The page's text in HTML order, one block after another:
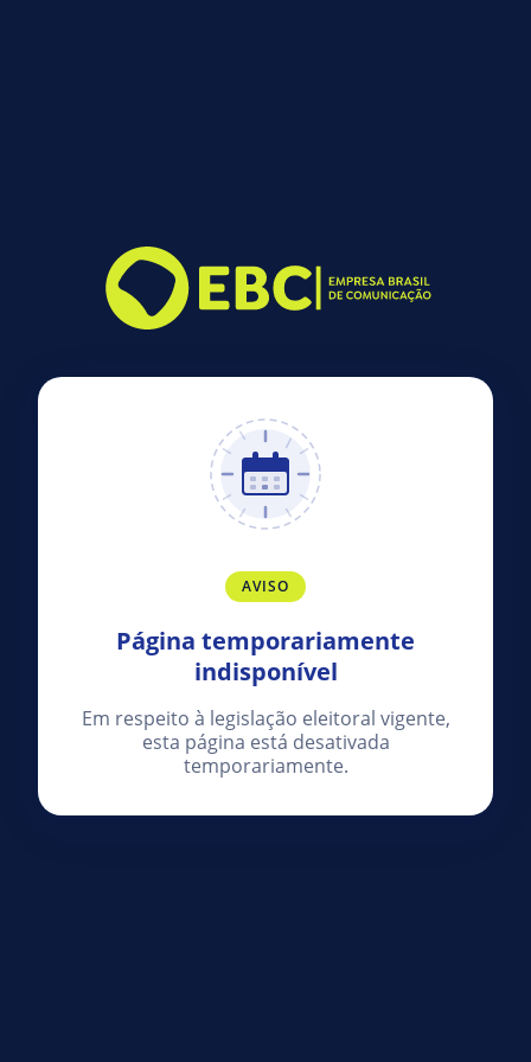
AVISO
Página temporariamente
indisponível
Em respeito à legislação eleitoral vigente,
esta página está desativada
temporariamente.